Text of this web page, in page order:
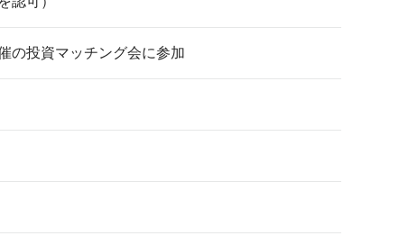
の投資マッチング会に参加